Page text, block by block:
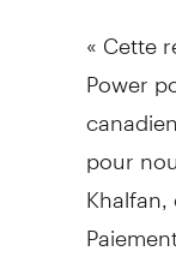
« Cette
Power
pour